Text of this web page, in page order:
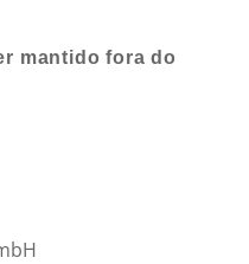
mantido fora do